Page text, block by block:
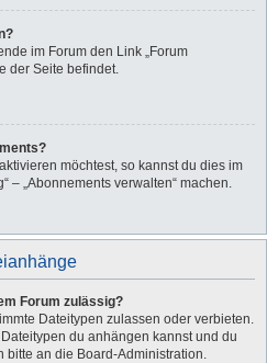
im Forum den Link „Forum
der Seite befindet.
möchtest, so kannst du dies im
– „Abonnements verwalten“ machen.
Forum zulässig?
Dateitypen zulassen oder verbieten.
du anhängen kannst und du
bitte an die Board-Administration.